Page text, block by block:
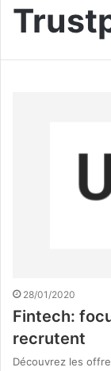
28/01/2020
Fintech:
recrutent
Découvrez les